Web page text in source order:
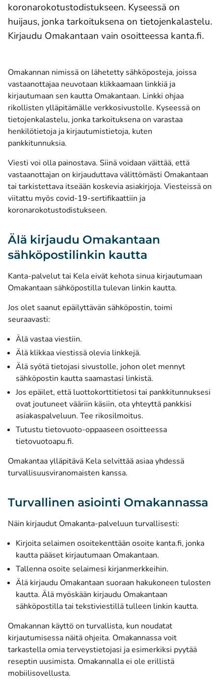
koronarokotustodistukseen. Kyseessä on
huijaus, jonka tarkoituksena on tietojenkalastelu.
Kirjaudu Omakantaan vain osoitteessa kanta.fi.
Omakannan nimissä on lähetetty sähköposteja, joissa
vastaanottajaa neuvotaan klikkaamaan linkkiä ja
kirjautumaan sen kautta Omakantaan. Linkki ohjaa
rikollisten ylläpitämälle verkkosivustolle. Kyseessä on
tietojenkalastelu, jonka tarkoituksena on varastaa
henkilötietoja ja kirjautumistietoja, kuten
pankkitunnuksia.
Viesti voi olla painostava. Siinä voidaan väittää, että
vastaanottajan on kirjauduttava välittömästi Omakantaan
tai tarkistettava itseään koskevia asiakirjoja. Viesteissä on
viitattu myös covid-19-sertifikaattiin ja
koronarokotustodistukseen.
Älä kirjaudu Omakantaan
sähköpostilinkin kautta
Kanta-palvelut tai Kela eivät kehota sinua kirjautumaan
Omakantaan sähköpostilla tulevan linkin kautta.
Jos olet saanut epäilyttävän sähköpostin, toimi
seuraavasti:
Älä vastaa viestiin.
Älä klikkaa viestissä olevia linkkejä.
Älä syötä tietojasi sivustolle, johon olet mennyt
sähköpostin kautta saamastasi linkistä.
Jos epäilet, että luottokorttitietosi tai pankkitunnuksesi
ovat joutuneet vääriin käsiin, ota yhteyttä pankkisi
asiakaspalveluun. Tee rikosilmoitus.
Tutustu tietovuoto-oppaaseen osoitteessa
tietovuotoapu.fi.
Omakantaa ylläpitävä Kela selvittää asiaa yhdessä
turvallisuusviranomaisten kanssa.
Turvallinen asiointi Omakannassa
Näin kirjaudut Omakanta-palveluun turvallisesti:
Kirjoita selaimen osoitekenttään osoite kanta.fi, jonka
kautta pääset kirjautumaan Omakantaan.
Tallenna osoite selaimesi kirjanmerkkeihin.
Älä kirjaudu Omakantaan suoraan hakukoneen tulosten
kautta. Älä myöskään kirjaudu Omakantaan
sähköpostilla tai tekstiviestillä tulleen linkin kautta.
Omakannan käyttö on turvallista, kun noudatat
kirjautumisessa näitä ohjeita. Omakannassa voit
tarkastella omia terveystietojasi ja esimerkiksi pyytää
reseptin uusimista. Omakannalla ei ole erillistä
mobiilisovellusta.